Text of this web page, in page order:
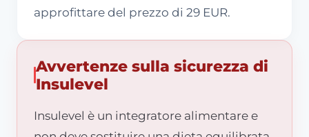
approfittare del prezzo di 29 EUR.
Avvertenze sulla sicurezza di
Insulevel
Insulevel è un integratore alimentare e